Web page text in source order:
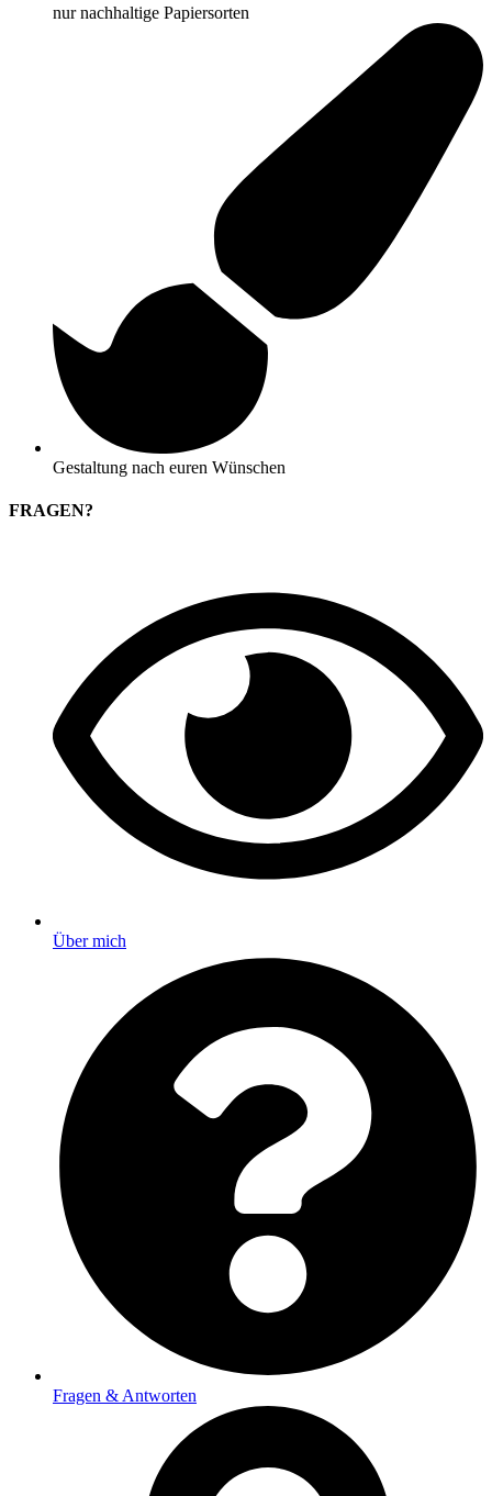
nur nachhaltige Papiersorten
Gestaltung nach euren Wünschen
FRAGEN?
Über mich
Fragen & Antworten